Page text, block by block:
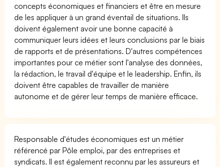
concepts économiques et financiers et être en mesure
de les appliquer à un grand éventail de situations. Ils
doivent également avoir une bonne capacité à
communiquer leurs idées et leurs conclusions par le biais
de rapports et de présentations. D'autres compétences
importantes pour ce métier sont l'analyse des données,
la rédaction, le travail d'équipe et le leadership. Enfin, ils
doivent être capables de travailler de manière
autonome et de gérer leur temps de manière efficace.
Responsable d'études économiques est un métier
référencé par Pôle emploi, par des entreprises et
syndicats. Il est également reconnu par les assureurs et